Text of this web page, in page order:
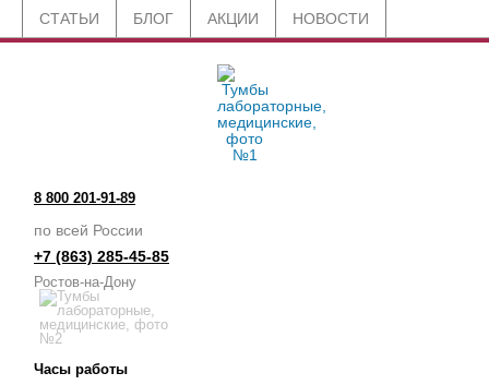
СТАТЬИ БЛОГ АКЦИИ НОВОСТИ
8 800 201-91-89
по всей России
+7 (863) 285-45-85
Ростов-на-Дону
Часы работы